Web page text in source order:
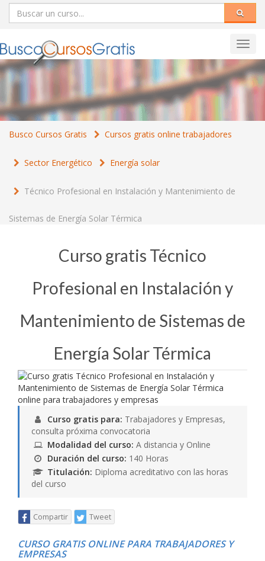
Busco Cursos Gratis Cursos gratis online trabajadores
Sector Energético Energía solar
Técnico Profesional en Instalación y Mantenimiento de
Sistemas de Energía Solar Térmica
Curso gratis Técnico
Profesional en Instalación y
Mantenimiento de Sistemas de
Energía Solar Térmica
Curso gratis para: Trabajadores y Empresas,
consulta próxima convocatoria
Modalidad del curso: A distancia y Online
Duración del curso: 140 Horas
Titulación: Diploma acreditativo con las horas
del curso
Compartir Tweet
CURSO GRATIS ONLINE PARA TRABAJADORES Y
EMPRESAS